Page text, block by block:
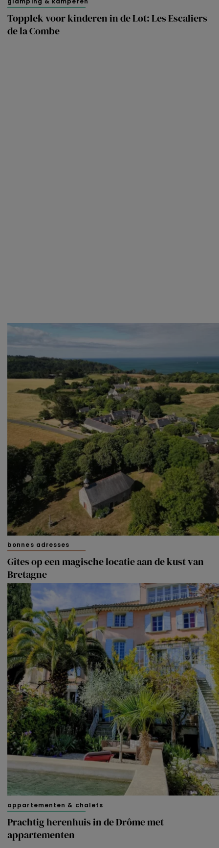
Topplek voor kinderen in de Lot: Les Escaliers
de la Combe
bonnes adresses
Gîtes op een magische locatie aan de kust van
Bretagne
appartementen & chalets
Prachtig herenhuis in de Drôme met
appartementen